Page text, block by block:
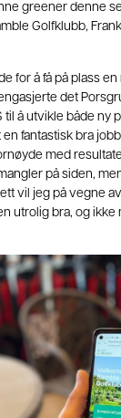
greener denne
Golfklubb,
for å få på plass
det
til å utvikle både ny
fantastisk bra
med
på siden,
vil jeg på vegne
utrolig bra, og ikke